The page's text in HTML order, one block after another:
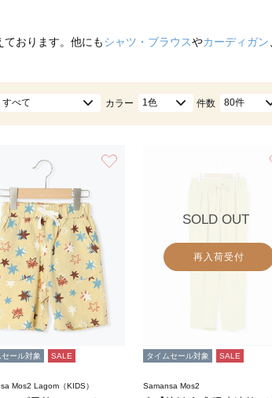
おります。他にもシャツ・ブラウスやカーディガン
すべて カラー 1色 件数 80件
セール対象 SALE
Mos2 Lagom（KIDS）
SOLD OUT
再入荷受付
タイムセール対象 SALE
Samansa Mos2